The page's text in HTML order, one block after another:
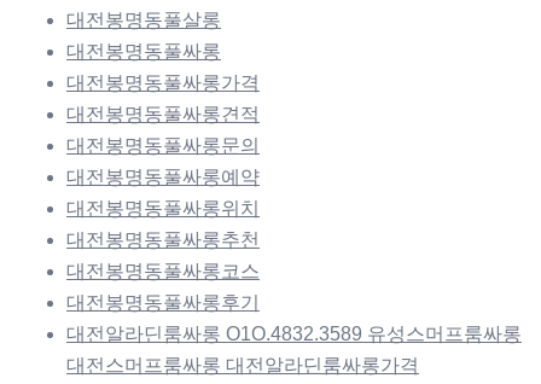
대전봉명동풀살롱
대전봉명동풀싸롱
대전봉명동풀싸롱가격
대전봉명동풀싸롱견적
대전봉명동풀싸롱문의
대전봉명동풀싸롱예약
대전봉명동풀싸롱위치
대전봉명동풀싸롱추천
대전봉명동풀싸롱코스
대전봉명동풀싸롱후기
대전알라딘룸싸롱 O1O.4832.3589 유성스머프룸싸롱
대전스머프룸싸롱 대전알라딘룸싸롱가격